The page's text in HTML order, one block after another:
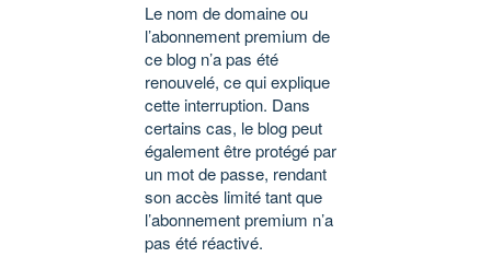
Le nom de domaine ou
l’abonnement premium de
ce blog n’a pas été
renouvelé, ce qui explique
cette interruption. Dans
certains cas, le blog peut
également être protégé par
un mot de passe, rendant
son accès limité tant que
l’abonnement premium n’a
pas été réactivé.